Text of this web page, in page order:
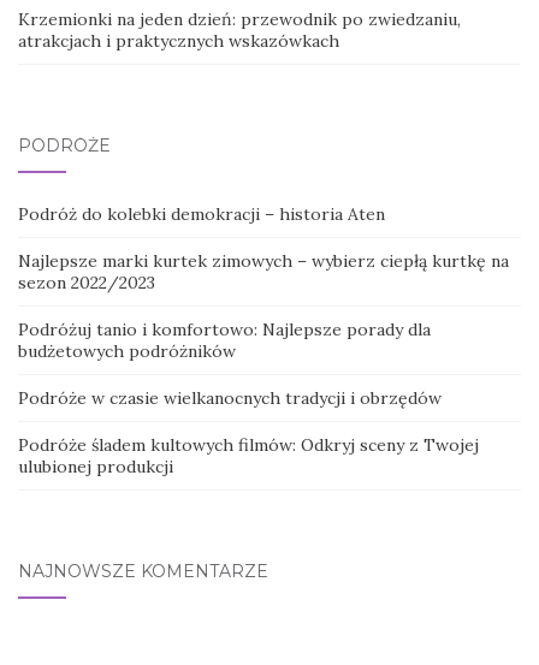
Krzemionki na jeden dzień: przewodnik po zwiedzaniu,
atrakcjach i praktycznych wskazówkach
PODRÓŻE
Podróż do kolebki demokracji – historia Aten
Najlepsze marki kurtek zimowych – wybierz ciepłą kurtkę na
sezon 2022/2023
Podróżuj tanio i komfortowo: Najlepsze porady dla
budżetowych podróżników
Podróże w czasie wielkanocnych tradycji i obrzędów
Podróże śladem kultowych filmów: Odkryj sceny z Twojej
ulubionej produkcji
NAJNOWSZE KOMENTARZE